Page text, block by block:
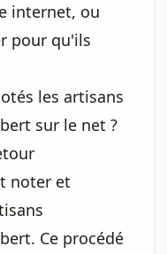
internet, ou
pour qu'ils
les artisans
sur le net ?
noter et
Ce procédé